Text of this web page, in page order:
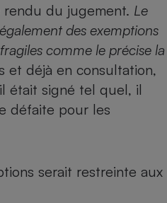
du jugement. Le
des exemptions
comme le précise la
et déjà en consultation,
était signé tel quel, il
défaite pour les
serait restreinte aux